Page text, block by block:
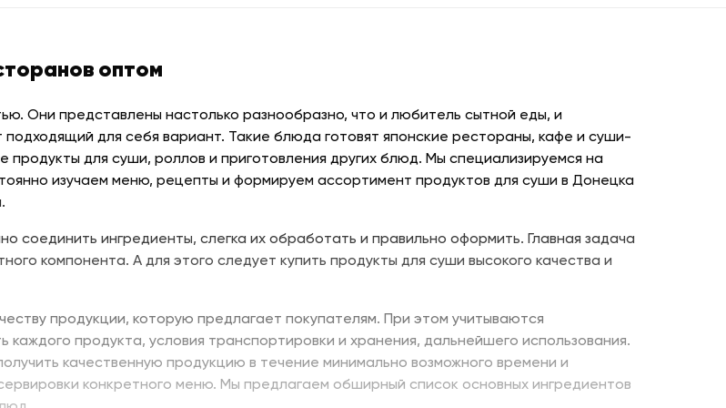
оптом
Они представлены настолько разнообразно, что и любитель сытной еды, и
для себя вариант. Такие блюда готовят японские рестораны, кафе и суши-
для суши, роллов и приготовления других блюд. Мы специализируемся на
изучаем меню, рецепты и формируем ассортимент продуктов для суши в Донецка
соединить ингредиенты, слегка их обработать и правильно оформить. Главная задача
компонента. А для этого следует купить продукты для суши высокого качества и
продукции, которую предлагает покупателям. При этом учитываются
продукта, условия транспортировки и хранения, дальнейшего использования.
качественную продукцию в течение минимально возможного времени и
конкретного меню. Мы предлагаем обширный список основных ингредиентов